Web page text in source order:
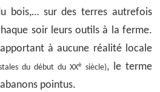
bois,… sur des terres autrefois
soir leurs outils à la ferme.
à aucune réalité locale
du début du XXè siècle), le terme
pointus.